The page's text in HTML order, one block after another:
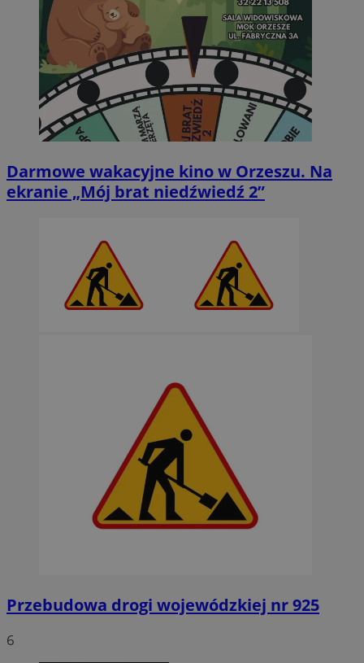
Darmowe wakacyjne kino w Orzeszu. Na
ekranie „Mój brat niedźwiedź 2”
Przebudowa drogi wojewódzkiej nr 925
6